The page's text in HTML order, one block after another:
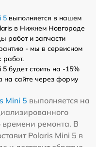
5 выполняется в нашем
в Нижнем Новгороде
работ и запчасти
- мы в сервисном
работ.
будет стоить на -15%
на сайте через форму
Mini 5 выполняется на
времени ремонта. В
Polaris Mini 5 в